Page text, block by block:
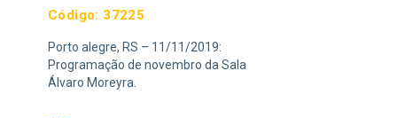
Código: 37225
Porto alegre, RS – 11/11/2019:
Programação de novembro da Sala
Álvaro Moreyra.